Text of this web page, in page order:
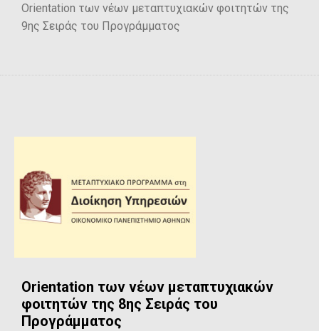
Orientation των νέων μεταπτυχιακών φοιτητών της
9ης Σειράς του Προγράμματος
Orientation των νέων μεταπτυχιακών
φοιτητών της 8ης Σειράς του
Προγράμματος